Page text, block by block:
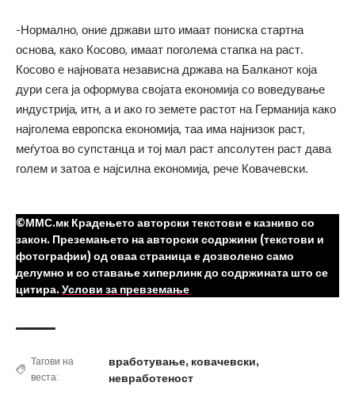
-Нормално, оние држави што имаат пониска стартна
основа, како Косово, имаат поголема стапка на раст.
Косово е најновата независна држава на Балканот која
дури сега ја оформува својата економија со воведување
индустрија, итн, а и ако го земете растот на Германија како
најголема европска економија, таа има најнизок раст,
меѓутоа во супстанца и тој мал раст апсолутен раст дава
голем и затоа е најсилна економија, рече Ковачевски.
©ММС.мк Крадењето авторски текстови е казниво со
закон. Преземањето на авторски содржини (текстови и
фотографии) од оваа страница е дозволено само
делумно и со ставање хиперлинк до содржината што се
цитира. Услови за превземање
Тагови на
веста:
вработување, ковачевски,
невработеност